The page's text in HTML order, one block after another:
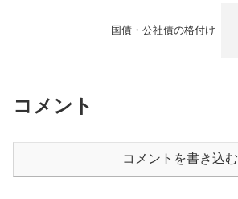
国債・公社債の格付け
コメント
コメントを書き込む